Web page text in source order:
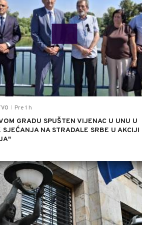
Pre 1 h
GRADU SPUŠTEN VIJENAC U UNU U
SJEĆANJA NA STRADALE SRBE U AKCIJI